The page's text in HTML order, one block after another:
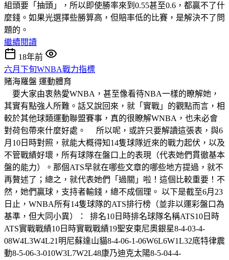
組頭要「抽頭」，所以即使勝率來到0.55甚至0.6，都贏不了什
麼錢。如果光選擇些勝算高，但賠率低的比賽，是解決不了問
題的。
繼續閱讀
18年前
六月下旬WNBA戰力指標
賭海羅盤 運動體育
要大家由衷熱愛WNBA，甚至像看待NBA一樣的瞭解她，
其實有點強人所難。話又說回來，就「實戰」的觀點而言，相
較於其他球類運動聯盟賽事，真的很瞭解WNBA，也未必會
對荷包帶來什麼好處。 所以呢，或許只要解讀這張表，與6
月10日時對照，就能大概得知14隻球隊近來的戰力起伏，以及
不管戰績好壞，所有球隊在盤口上的表現（代表她們貫徹基本
盤的能力）。那個ATS早就在哪些文章的哪些地方提過，就不
再贅述了；總之，就代表她們「過關」啦！這個比較重要！不
然，她們贏球，支持者輸錢，總不成個理。 以下是截至6月23
日止，WNBA所有14隻球隊的ATS排行榜（並非以運彩盤口為
基準，但大同小異）： 排名10日時排名球隊名稱ATS10日時
ATS實戰戰績10日時實戰戰績19聖安東尼奧銀星8-4-03-4-
08W4L3W4L21明尼蘇達山貓8-4-06-1-06W6L6W1L32底特律震
動8-5-06-3-010W3L7W2L48康乃迪克太陽8-5-04-4-